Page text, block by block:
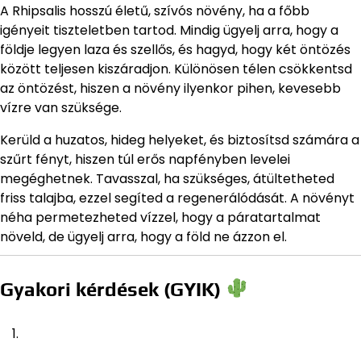
A Rhipsalis hosszú életű, szívós növény, ha a főbb
igényeit tiszteletben tartod. Mindig ügyelj arra, hogy a
földje legyen laza és szellős, és hagyd, hogy két öntözés
között teljesen kiszáradjon. Különösen télen csökkentsd
az öntözést, hiszen a növény ilyenkor pihen, kevesebb
vízre van szüksége.
Kerüld a huzatos, hideg helyeket, és biztosítsd számára a
szűrt fényt, hiszen túl erős napfényben levelei
megéghetnek. Tavasszal, ha szükséges, átültetheted
friss talajba, ezzel segíted a regenerálódását. A növényt
néha permetezheted vízzel, hogy a páratartalmat
növeld, de ügyelj arra, hogy a föld ne ázzon el.
Gyakori kérdések (GYIK)